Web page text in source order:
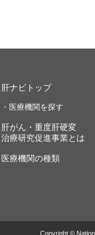
肝ナビトップ
・医療機関を探す
肝がん・重度肝硬変
治療研究促進事業とは
医療機関の種類
Copyright ©